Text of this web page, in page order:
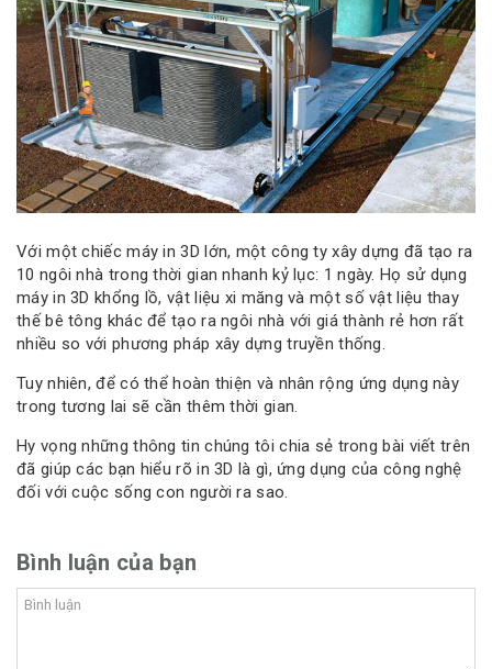
Với một chiếc máy in 3D lớn, một công ty xây dựng đã tạo ra
10 ngôi nhà trong thời gian nhanh kỷ lục: 1 ngày. Họ sử dụng
máy in 3D khổng lồ, vật liệu xi măng và một số vật liệu thay
thế bê tông khác để tạo ra ngôi nhà với giá thành rẻ hơn rất
nhiều so với phương pháp xây dựng truyền thống.
Tuy nhiên, để có thể hoàn thiện và nhân rộng ứng dụng này
trong tương lai sẽ cần thêm thời gian.
Hy vọng những thông tin chúng tôi chia sẻ trong bài viết trên
đã giúp các bạn hiểu rõ in 3D là gì, ứng dụng của công nghệ
đối với cuộc sống con người ra sao.
Bình luận của bạn